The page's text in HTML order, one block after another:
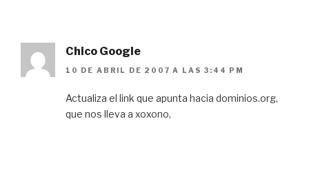
Chico Google
10 DE ABRIL DE 2007 A LAS 3:44 PM
Actualiza el link que apunta hacia dominios.org,
que nos lleva a xoxono,